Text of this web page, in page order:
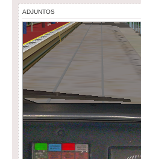
ADJUNTOS